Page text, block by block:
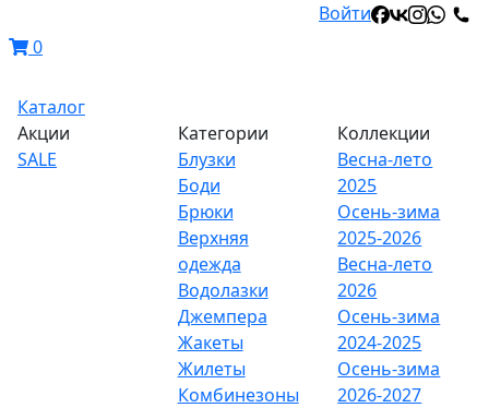
Войти
0
Каталог
Акции
SALE
Категории
Блузки
Боди
Брюки
Верхняя
одежда
Водолазки
Джемпера
Жакеты
Жилеты
Комбинезоны
Коллекции
Весна-лето
2025
Осень-зима
2025-2026
Весна-лето
2026
Осень-зима
2024-2025
Осень-зима
2026-2027